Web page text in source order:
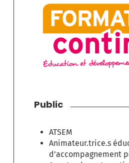
Public
ATSEM
Animateur.trice.s
d’accompagnement